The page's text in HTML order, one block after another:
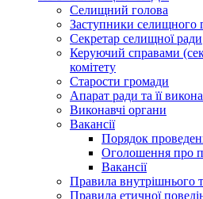
Селищний голова
Заступники селищного
Секретар селищної ради
Керуючий справами
комітету
Старости громади
Апарат ради та її
Виконавчі органи
Вакансії
Порядок
Оголошення про
Вакансії
Правила внутрішнього
Правила етичної